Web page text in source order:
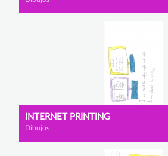
INTERNET PRINTING
Dibujos